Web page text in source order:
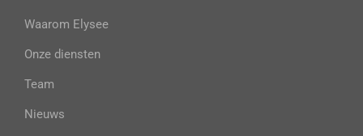
Waarom Elysee
Onze diensten
Team
Nieuws